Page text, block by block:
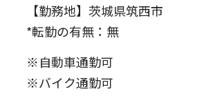
【勤務地】茨城県筑西市
*転勤の有無：無
※自動車通勤可
※バイク通勤可